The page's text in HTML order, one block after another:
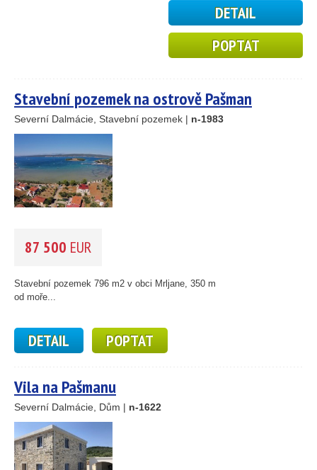
34
22
DETAIL
POPTAT
Stavební pozemek na ostrově Pašman
Severní Dalmácie, Stavební pozemek | n-1983
87 500 EUR
Stavební pozemek 796 m2 v obci Mrljane, 350 m
od moře...
DETAIL POPTAT
Vila na Pašmanu
Severní Dalmácie, Dům | n-1622